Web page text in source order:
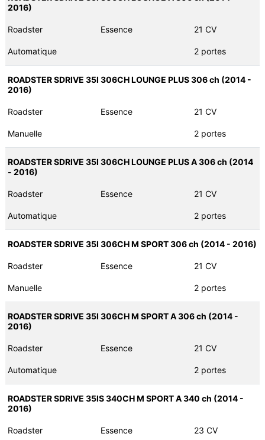
2016)
Roadster Essence 21 CV
Automatique 2 portes
ROADSTER SDRIVE 35I 306CH LOUNGE PLUS 306 ch (2014 -
2016)
Roadster Essence 21 CV
Manuelle 2 portes
ROADSTER SDRIVE 35I 306CH LOUNGE PLUS A 306 ch (2014
- 2016)
Roadster Essence 21 CV
Automatique 2 portes
ROADSTER SDRIVE 35I 306CH M SPORT 306 ch (2014 - 2016)
Roadster Essence 21 CV
Manuelle 2 portes
ROADSTER SDRIVE 35I 306CH M SPORT A 306 ch (2014 -
2016)
Roadster Essence 21 CV
Automatique 2 portes
ROADSTER SDRIVE 35IS 340CH M SPORT A 340 ch (2014 -
2016)
Roadster Essence 23 CV